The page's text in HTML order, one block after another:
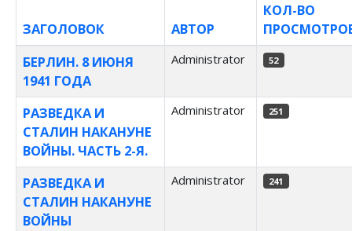
Материалы
ЗАГОЛОВОК АВТОР
КОЛ-ВО
БЕРЛИН. 8 ИЮНЯ
1941 ГОДА
Administrator 52
РАЗВЕДКА И
СТАЛИН НАКАНУНЕ
ВОЙНЫ. ЧАСТЬ 2-Я.
Administrator 251
РАЗВЕДКА И
СТАЛИН НАКАНУНЕ
ВОЙНЫ
Administrator 241